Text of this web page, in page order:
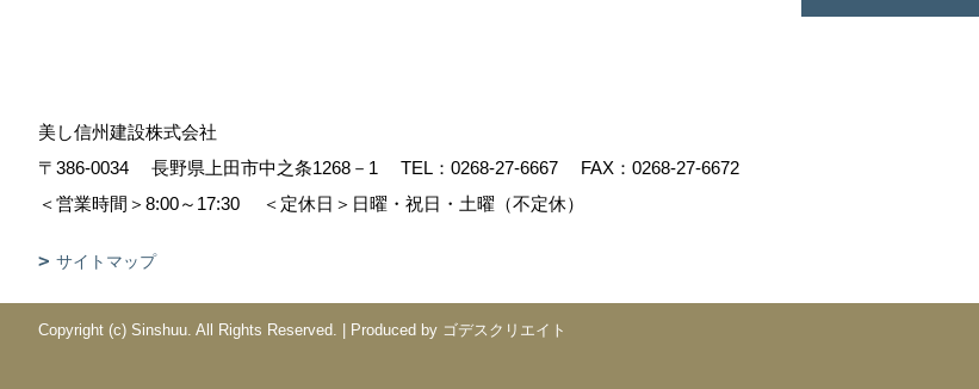
美し信州建設株式会社
〒386-0034
長野県上田市中之条1268－1 TEL： 0268-27-6667
FAX：0268-27-6672
＜営業時間＞8:00～17:30
＜定休日＞日曜・祝日・土曜（不定休）
サイトマップ
Copyright (c) Sinshuu. All Rights Reserved. Produced by ゴデスクリエイト